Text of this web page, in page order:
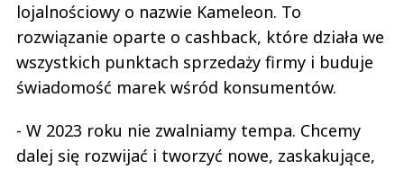
lojalnościowy o nazwie Kameleon. To
rozwiązanie oparte o cashback, które działa we
wszystkich punktach sprzedaży firmy i buduje
świadomość marek wśród konsumentów.
- W 2023 roku nie zwalniamy tempa. Chcemy
dalej się rozwijać i tworzyć nowe, zaskakujące,